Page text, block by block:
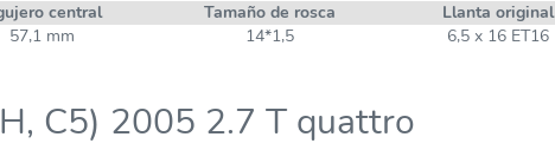
central Tamaño de rosca Llanta original
57,1 mm 14*1,5 6,5 x 16 ET16
C5) 2005 2.7 T quattro